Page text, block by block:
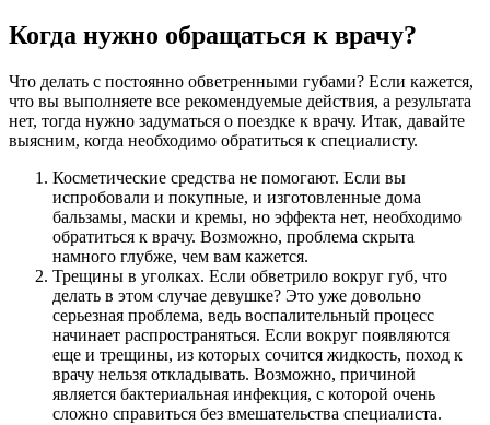
Когда нужно обращаться к врачу?
Что делать с постоянно обветренными губами? Если кажется,
что вы выполняете все рекомендуемые действия, а результата
нет, тогда нужно задуматься о поездке к врачу. Итак, давайте
выясним, когда необходимо обратиться к специалисту.
Косметические средства не помогают. Если вы
испробовали и покупные, и изготовленные дома
бальзамы, маски и кремы, но эффекта нет, необходимо
обратиться к врачу. Возможно, проблема скрыта
намного глубже, чем вам кажется.
Трещины в уголках. Если обветрило вокруг губ, что
делать в этом случае девушке? Это уже довольно
серьезная проблема, ведь воспалительный процесс
начинает распространяться. Если вокруг появляются
еще и трещины, из которых сочится жидкость, поход к
врачу нельзя откладывать. Возможно, причиной
является бактериальная инфекция, с которой очень
сложно справиться без вмешательства специалиста.